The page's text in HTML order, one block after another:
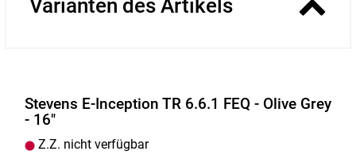
Varianten des Artikels
Stevens E-Inception TR 6.6.1 FEQ - Olive Grey
- 16"
Z.Z. nicht verfügbar